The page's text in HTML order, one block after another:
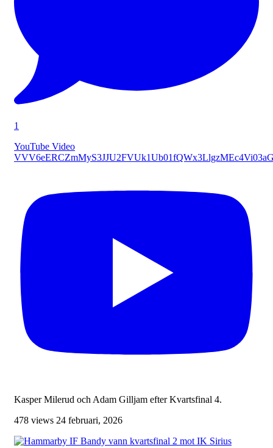
1
YouTube Video
Kasper Milerud och Adam Gilljam efter Kvartsfinal 4.
478 views 24 februari, 2026